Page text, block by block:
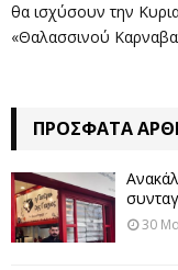
θα ισχύσουν την
«Θαλασσινού
ΠΡΌΣΦΑΤΑ
30